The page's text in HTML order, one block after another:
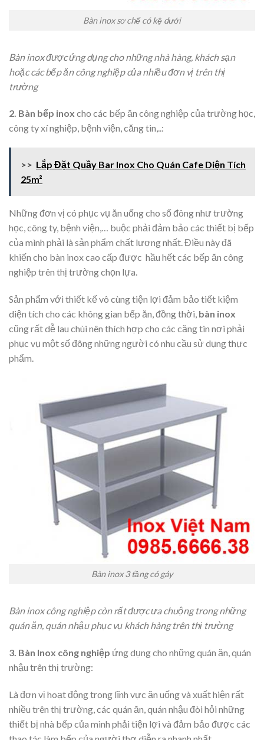
Bàn inox sơ chế có kệ dưới
Bàn inox được ứng dụng cho những nhà hàng, khách sạn
hoặc các bếp ăn công nghiệp của nhiều đơn vị trên thị
trường
2. Bàn bếp inox cho các bếp ăn công nghiệp của trường học,
công ty xí nghiệp, bệnh viện, căng tin,..:
>> Lắp Đặt Quầy Bar Inox Cho Quán Cafe Diện Tích
25m²
Những đơn vị có phục vụ ăn uống cho số đông như trường
học, công ty, bệnh viện,… buộc phải đảm bảo các thiết bị bếp
của mình phải là sản phẩm chất lượng nhất. Điều này đã
khiến cho bàn inox cao cấp được hầu hết các bếp ăn công
nghiệp trên thị trường chọn lựa.
Sản phẩm với thiết kế vô cùng tiện lợi đảm bảo tiết kiệm
diện tích cho các không gian bếp ăn, đồng thời, bàn inox
cũng rất dễ lau chùi nên thích hợp cho các căng tin nơi phải
phục vụ một số đông những người có nhu cầu sử dụng thực
phẩm.
Bàn inox 3 tầng có gáy
Bàn inox công nghiệp còn rất được ưa chuộng trong những
quán ăn, quán nhậu phục vụ khách hàng trên thị trường
3. Bàn Inox công nghiệp ứng dụng cho những quán ăn, quán
nhậu trên thị trường:
Là đơn vị hoạt động trong lĩnh vực ăn uống và xuất hiện rất
nhiều trên thị trường, các quán ăn, quán nhậu đòi hỏi những
thiết bị nhà bếp của mình phải tiện lợi và đảm bảo được các